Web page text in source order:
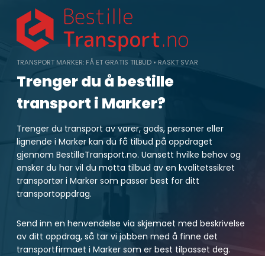
content
TRANSPORT MARKER: FÅ ET GRATIS TILBUD • RASKT SVAR
Trenger du å bestille
transport i Marker?
Trenger du transport av varer, gods, personer eller
lignende i Marker kan du få tilbud på oppdraget
gjennom BestilleTransport.no. Uansett hvilke behov og
ønsker du har vil du motta tilbud av en kvalitetssikret
transportør i Marker som passer best for ditt
transportoppdrag.
Send inn en henvendelse via skjemaet med beskrivelse
av ditt oppdrag, så tar vi jobben med å finne det
transportfirmaet i Marker som er best tilpasset deg.